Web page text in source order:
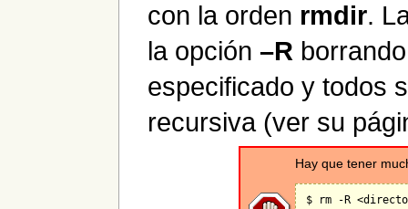
con la orden rmdir.
la opción–R
especificado y todos
recursiva (ver su
Hay que tener